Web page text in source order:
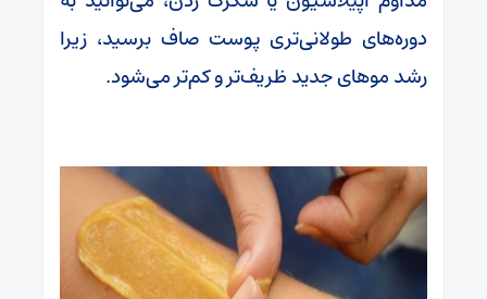
دوره‌های طولانی‌تری پوست صاف برسید، زیرا
رشد موهای جدید ظریف‌تر و کم‌تر می‌شود.